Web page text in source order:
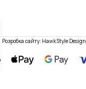
Розробка сайту: Hawk Style Design